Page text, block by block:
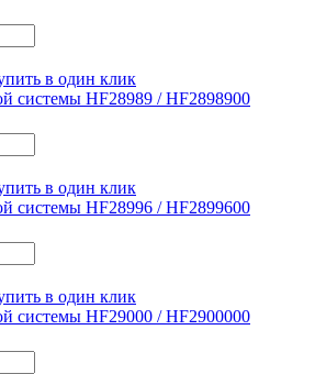
в один клик
системы HF28989 / HF2898900
в один клик
системы HF28996 / HF2899600
в один клик
системы HF29000 / HF2900000